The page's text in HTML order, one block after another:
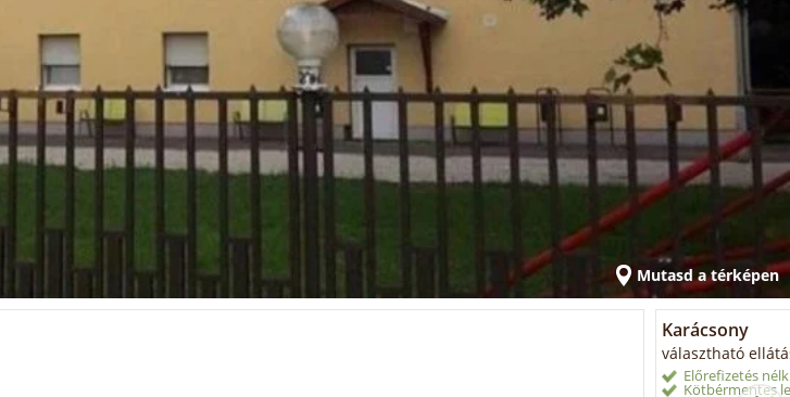
Mutasd a térképen
Karácsony
választható
Előrefizetés
Kötbérmentes